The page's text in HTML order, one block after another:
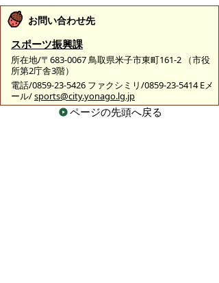
お問い合わせ先
スポーツ振興課
所在地/〒683-0067 鳥取県米子市東町161-2 （市役
所第2庁舎3階）
電話/0859-23-5426 ファクシミリ/0859-23-5414 Eメ
ール/sports@city.yonago.lg.jp
ページの先頭へ戻る